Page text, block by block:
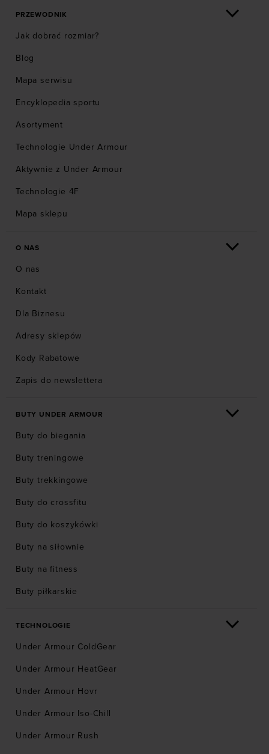
PRZEWODNIK
Jak dobrać rozmiar?
Blog
Mapa serwisu
Encyklopedia sportu
Asortyment
Technologie Under Armour
Aktywnie z Under Armour
Technologie 4F
Mapa sklepu
O NAS
O nas
Kontakt
Dla Biznesu
Adresy sklepów
Kody Rabatowe
Zapis do newslettera
BUTY UNDER ARMOUR
Buty do biegania
Buty treningowe
Buty trekkingowe
Buty do crossfitu
Buty do koszykówki
Buty na siłownie
Buty na fitness
Buty piłkarskie
TECHNOLOGIE
Under Armour ColdGear
Under Armour HeatGear
Under Armour Hovr
Under Armour Iso-Chill
Under Armour Rush